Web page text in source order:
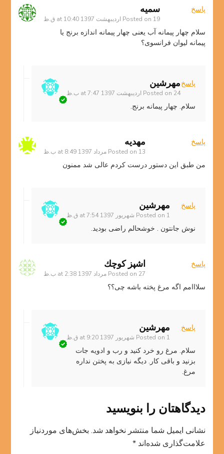
سمیه
Posted on 19 اردیبهشت 1397 at 10:40 ق.ظ
پاسخ
سلام چهار پیمانه آب یعنی چهار پیمانه اندازه برنج یا
پیمانه لیوان فرانسوی؟
مهرشین
Posted on 24 اردیبهشت 1397 at 7:47 ب.ظ
پاسخ
سلام. چهار پیمانه برنج.
مهدیه
Posted on 13 مرداد 1397 at 8:49 ب.ظ
پاسخ
من طبق این دستور درست کردم عالی شد ممنون
مهرشین
Posted on 1 شهریور 1397 at 7:54 ق.ظ
پاسخ
نوش جانتون . خوشحالم راضی بودید.
اشپز كوچك
Posted on 27 مرداد 1397 at 2:38 ب.ظ
پاسخ
سلااامم اگه مرغ پخته باشه چی؟؟
مهرشین
Posted on 1 شهریور 1397 at 9:20 ق.ظ
پاسخ
سلام. مرغ رو خرد کنید و رب و ادویه جات
بزنید و باقی کار. دیگه نیازی به پختن نداره
مرغ.
دیدگاهتان را بنویسید
نشانی ایمیل شما منتشر نخواهد شد. بخش‌های موردنیاز
علامت‌گذاری شده‌اند*